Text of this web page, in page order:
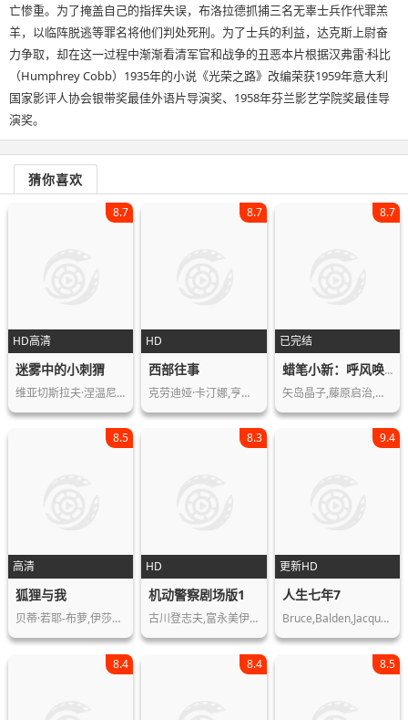
亡惨重。为了掩盖自己的指挥失误，布洛拉德抓捕三名无辜士兵作代罪羔
羊，以临阵脱逃等罪名将他们判处死刑。为了士兵的利益，达克斯上尉奋
力争取，却在这一过程中渐渐看清军官和战争的丑恶本片根据汉弗雷·科比
（Humphrey Cobb）1935年的小说《光荣之路》改编荣获1959年意大利
国家影评人协会银带奖最佳外语片导演奖、1958年芬兰影艺学院奖最佳导
演奖。
猜你喜欢
HD高清
8.7
迷雾中的小刺猬
维亚切斯拉夫·涅温尼,玛丽亚·维诺格…
HD
8.7
西部往事
克劳迪娅·卡汀娜,亨利·方达,杰森·罗…
已完结
8.7
蜡笔小新：呼风唤雨的热带雨林
矢岛晶子,藤原启治,楢桥美纪,兴梠里美…
高清
8.5
狐狸与我
贝蒂·若耶-布萝,伊莎贝尔·卡雷,Tho…
HD
8.3
机动警察剧场版1
古川登志夫,富永美伊奈,大林隆介,榊原…
更新HD
9.4
人生七年7
Bruce,Balden,Jacqueline,Bassett,Symo…
8.4 8.4 8.5